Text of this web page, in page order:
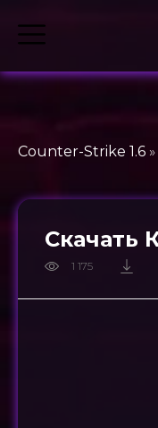
Counter-Strike 1.6 »
Скачать
1 175